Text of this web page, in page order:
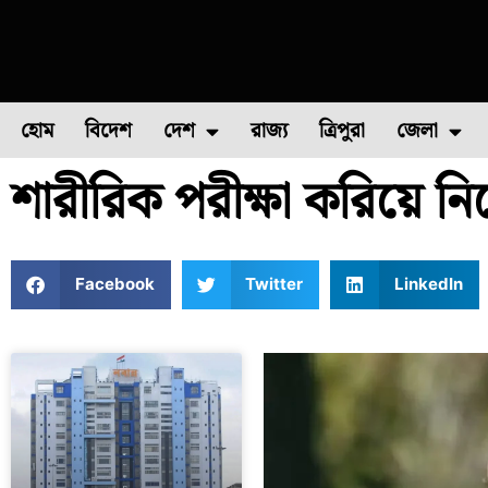
হোম বিদেশ দেশ
ফুল চাষ ফল চাষ মাছ চাষ পোল্ট্রি
রাজ্য ত্রিপুরা জেলা
উত্তর ২৪
শারীরিক পরীক্ষা করিয়ে
Facebook Twitter LinkedIn